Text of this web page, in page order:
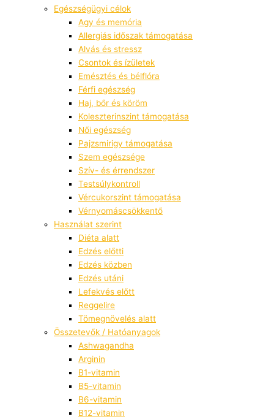
Egészségügyi célok
Agy és memória
Allergiás időszak támogatása
Alvás és stressz
Csontok és ízületek
Emésztés és bélflóra
Férfi egészség
Haj, bőr és köröm
Koleszterinszint támogatása
Női egészség
Pajzsmirigy támogatása
Szem egészsége
Szív- és érrendszer
Testsúlykontroll
Vércukorszint támogatása
Vérnyomáscsökkentő
Használat szerint
Diéta alatt
Edzés előtti
Edzés közben
Edzés utáni
Lefekvés előtt
Reggelire
Tömegnövelés alatt
Összetevők / Hatóanyagok
Ashwagandha
Arginin
B1-vitamin
B5-vitamin
B6-vitamin
B12-vitamin